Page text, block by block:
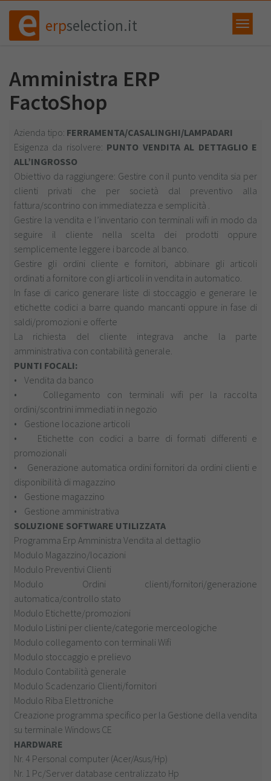
erpselection.it
Amministra ERP
FactoShop
Azienda tipo: FERRAMENTA/CASALINGHI/LAMPADARI
Esigenza da risolvere: PUNTO VENDITA AL DETTAGLIO E
ALL’INGROSSO
Obiettivo da raggiungere: Gestire con il punto vendita sia per
clienti privati che per società dal preventivo alla
fattura/scontrino con immediatezza e semplicità .
Gestire la vendita e l’inventario con terminali wifi in modo da
seguire il cliente nella scelta dei prodotti oppure
semplicemente leggere i barcode al banco.
Gestire gli ordini cliente e fornitori, abbinare gli articoli
ordinati a fornitore con gli articoli in vendita in automatico.
In fase di carico generare liste di stoccaggio e generare le
etichette codici a barre quando mancanti oppure in fase di
saldi/promozioni e offerte
La richiesta del cliente integrava anche la parte
amministrativa con contabilità generale.
PUNTI FOCALI:
• Vendita da banco
• Collegamento con terminali wifi per la raccolta
ordini/scontrini immediati in negozio
• Gestione locazione articoli
• Etichette con codici a barre di formati differenti e
promozionali
• Generazione automatica ordini fornitori da ordini clienti e
disponibilità di magazzino
• Gestione magazzino
• Gestione amministrativa
SOLUZIONE SOFTWARE UTILIZZATA
Programma Erp Amministra Vendita al dettaglio
Modulo Magazzino/locazioni
Modulo Preventivi Clienti
Modulo Ordini clienti/fornitori/generazione
automatica/controllo stato
Modulo Etichette/promozioni
Modulo Listini per cliente/categorie merceologiche
Modulo collegamento con terminali Wifi
Modulo stoccaggio e prelievo
Modulo Contabilità generale
Modulo Scadenzario Clienti/fornitori
Modulo Riba Elettroniche
Creazione programma specifico per la Gestione della vendita
su terminale Windows CE
HARDWARE
Nr. 4 Personal computer (Acer/Asus/Hp)
Nr. 1 Pc/Server database centralizzato Hp